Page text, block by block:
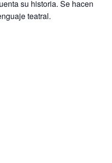
su historia. Se hacen
teatral.